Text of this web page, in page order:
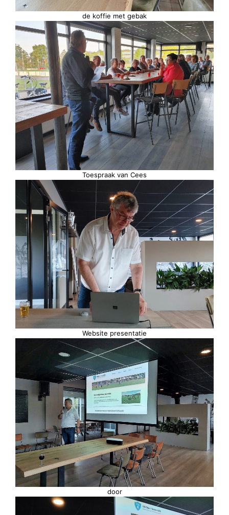
de koffie met gebak
Toespraak van Cees
Website presentatie
door